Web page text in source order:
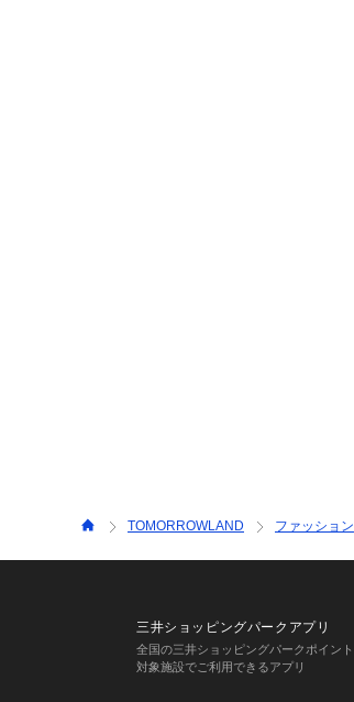
TOMORROWLAND ファッション
三井ショッピングパークアプリ
全国の三井ショッピングパークポイント
対象施設でご利用できるアプリ